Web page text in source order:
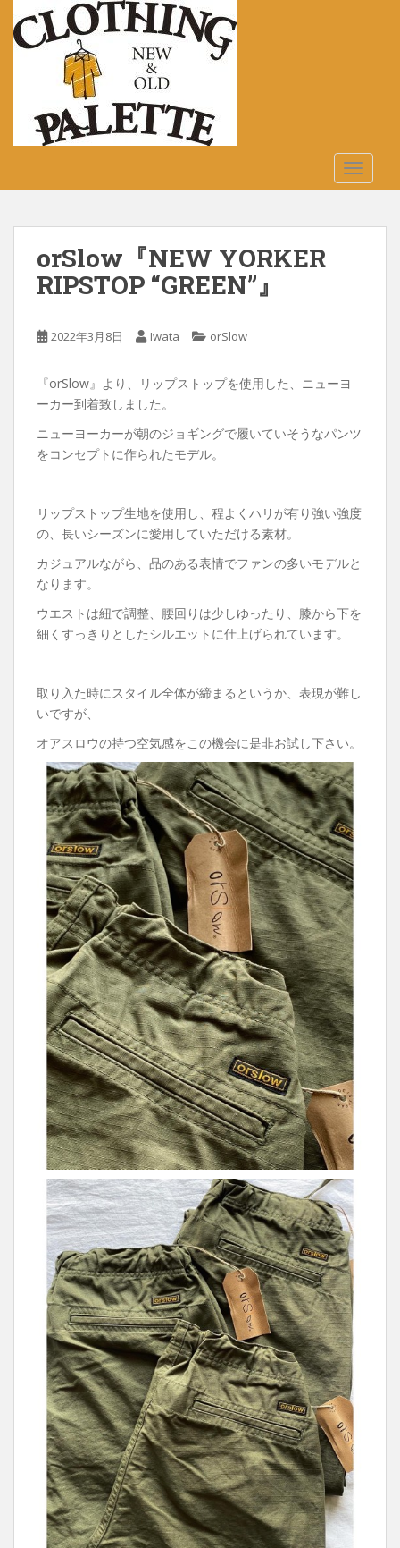
n
orSlow『NEW YORKER
RIPSTOP “GREEN”』
2022年3月8日 Iwata orSlow
『orSlow』より、リップストップを使用した、ニューヨ
ーカー到着致しました。
ニューヨーカーが朝のジョギングで履いていそうなパンツ
をコンセプトに作られたモデル。
リップストップ生地を使用し、程よくハリが有り強い強度
の、長いシーズンに愛用していただける素材。
カジュアルながら、品のある表情でファンの多いモデルと
なります。
ウエストは紐で調整、腰回りは少しゆったり、膝から下を
細くすっきりとしたシルエットに仕上げられています。
取り入た時にスタイル全体が締まるというか、表現が難し
いですが、
オアスロウの持つ空気感をこの機会に是非お試し下さい。